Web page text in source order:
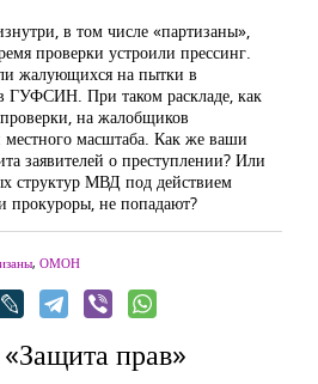
в том числе «партизаны»,
проверки устроили прессинг.
жалующихся на пытки в
ГУФСИН. При таком раскладе, как
на жалобщиков
местного масштаба. Как же ваши
заявителей о преступлении? Или
структур МВД под действием
прокуроры, не попадают?
, ОМОН
прав»